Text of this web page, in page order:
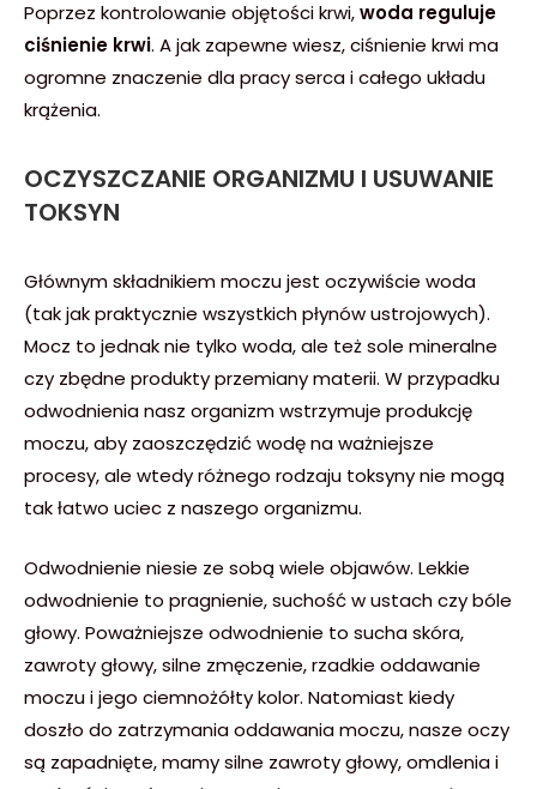
Poprzez kontrolowanie objętości krwi,woda reguluje
ciśnienie krwi. A jak zapewne wiesz, ciśnienie krwi ma
ogromne znaczenie dla pracy serca i całego układu
krążenia.
OCZYSZCZANIE ORGANIZMU I USUWANIE
TOKSYN
Głównym składnikiem moczu jest oczywiście woda
(tak jak praktycznie wszystkich płynów ustrojowych).
Mocz to jednak nie tylko woda, ale też sole mineralne
czy zbędne produkty przemiany materii. W przypadku
odwodnienia nasz organizm wstrzymuje produkcję
moczu, aby zaoszczędzić wodę na ważniejsze
procesy, ale wtedy różnego rodzaju toksyny nie mogą
tak łatwo uciec z naszego organizmu.
Odwodnienie niesie ze sobą wiele objawów. Lekkie
odwodnienie to pragnienie, suchość w ustach czy bóle
głowy. Poważniejsze odwodnienie to sucha skóra,
zawroty głowy, silne zmęczenie, rzadkie oddawanie
moczu i jego ciemnożółty kolor. Natomiast kiedy
doszło do zatrzymania oddawania moczu, nasze oczy
są zapadnięte, mamy silne zawroty głowy, omdlenia i